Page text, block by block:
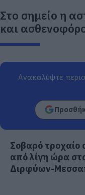
Στο σημείο η
και
Ανακαλύψτε
Σοβαρό τροχαίο
από λίγη ώρα
Διρφύων-